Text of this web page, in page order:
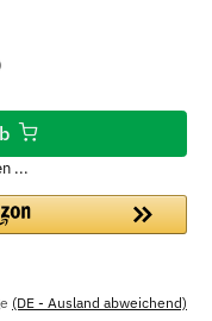
...
(DE - Ausland abweichend)